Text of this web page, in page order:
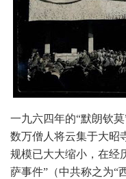
一九六四年的“默朗钦
数万僧人将云集于大昭
规模已大大缩小，在经
萨事件”（中共称之为“